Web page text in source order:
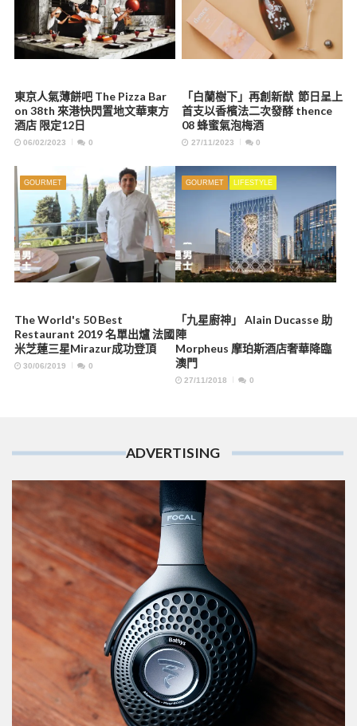
東京人氣薄餅吧 The Pizza Bar
on 38th 來港快閃置地文華東方
酒店 限定12日
06/02/2023 0
「白蘭樹下」再創新猷 節日呈上
首支以香檳法二次發酵 thence
08 蜂蜜氣泡梅酒
27/11/2023 0
GOURMET
The World's 50 Best
Restaurant 2019 名單出爐 法國
米芝蓮三星Mirazur成功登頂
30/06/2019 0
GOURMET LIFESTYLE
「九星廚神」 Alain Ducasse 助
陣
Morpheus 摩珀斯酒店奢華降臨
澳門
27/11/2018 0
ADVERTISING